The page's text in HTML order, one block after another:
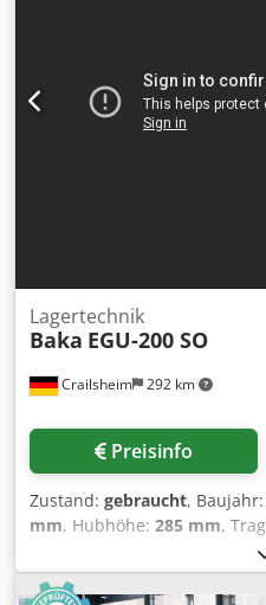
Crailsheim 292 km
Lagertechnik
Baka EGU-200 SO
Preisinfo
Zustand: gebraucht, Baujahr:
mm, Hubhöhe: 285 mm,
2200mm B: 500mm H:
1355mm Dkjdpfxsxrvvvj Agtsr